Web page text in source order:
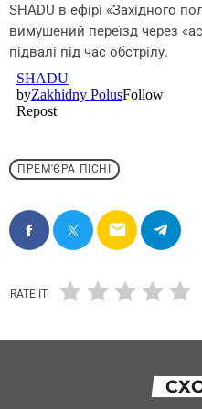
SHADU в ефірі «Західного
вимушений переїзд через
підвалі під час обстрілу.
ПРЕМ'ЄРА ПІСНІ
email
RATE IT